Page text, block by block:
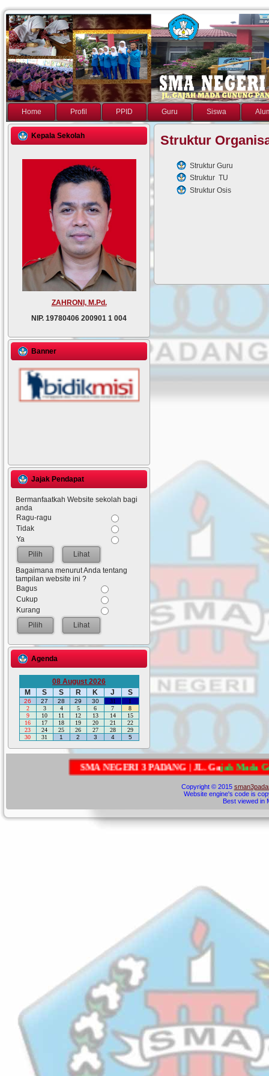
Home Profil PPID Guru Siswa
Kepala Sekolah
ZAHRONI, M.Pd.
NIP. 19780406 200901 1 004
Banner
Jajak Pendapat
Bermanfaatkah Website sekolah bagi
anda
Ragu-ragu
Tidak
Ya
Lihat
Bagaimana menurut Anda tentang
tampilan website ini ?
Bagus
Cukup
Kurang
Lihat
Agenda
08 August 2026
M
S S R K J S
26 27 28 29 30 31
1
2
3 4 5 6 7
8
9
10 11 12 13 14
15
16
17 18 19 20 21
22
23
24 25 26 27 28
29
30
31 1 2 3 4 5
Struktur
Struktur Guru
Struktur TU
Struktur Osis
NEGERI 3 PADANG | JL. G a jah Mada Gunun g
Copyright © 2015
Website engine's code is
Best viewed in